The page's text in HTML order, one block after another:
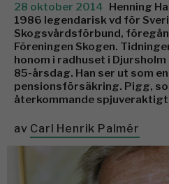
28 oktober 2014 Henning
1986 legendarisk vd för
Skogsvårdsförbund,
Föreningen Skogen.
honom i radhuset i
85-årsdag. Han ser ut som
pensionsförsäkring. Pigg,
återkommande spjuveraktigt
av Carl Henrik Palmér